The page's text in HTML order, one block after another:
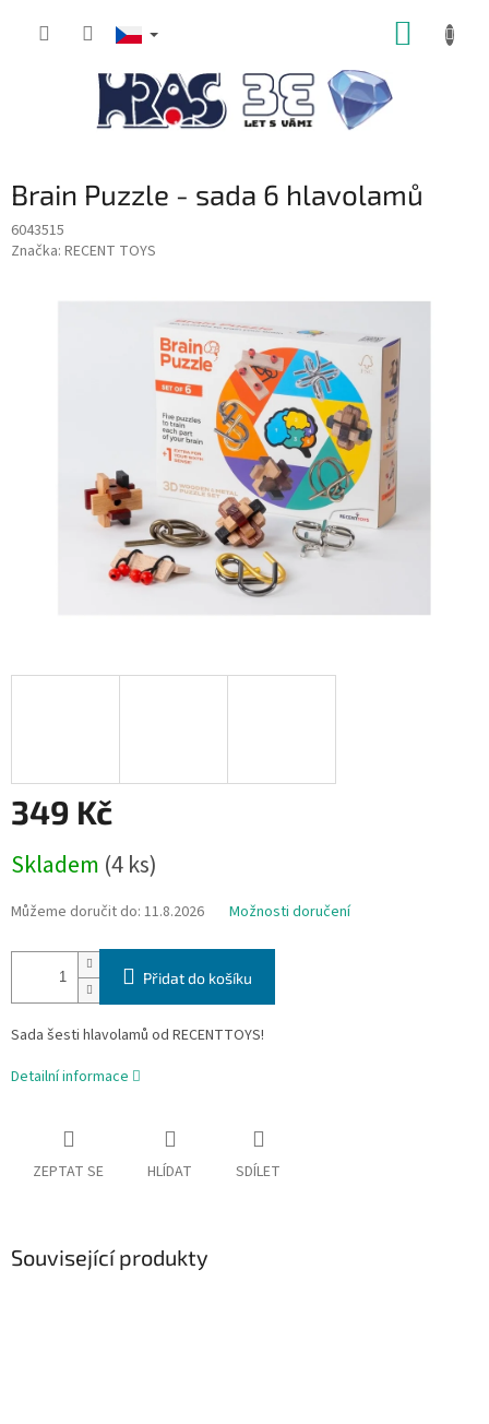
Brain Puzzle - sada 6 hlavolamů
6043515
Značka: RECENT TOYS
349 Kč
cena:
Skladem (4 ks)
Můžeme doručit do: 11.8.2026 Možnosti doručení
Přidat do košíku
Sada šesti hlavolamů od RECENTTOYS!
Detailní informace
ZEPTAT SE HLÍDAT SDÍLET
Související produkty